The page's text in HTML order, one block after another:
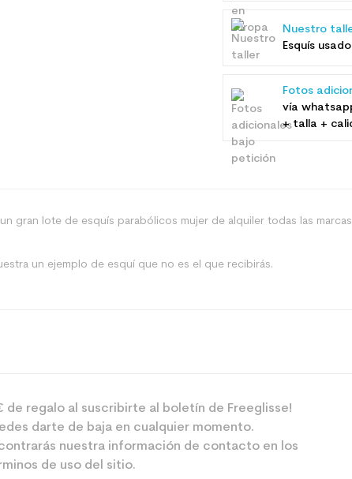
Nuestro
Esquís
Fotos
vía
+ talla +
un gran lote de esquís parabólicos mujer de alquiler todas las
un ejemplo de esquí que no es el que recibirás.
el planeta (en kg)
de regalo al suscribirte al boletín de Freeglisse!
darte de baja en cualquier momento.
nuestra información de contacto en los
de uso del sitio.